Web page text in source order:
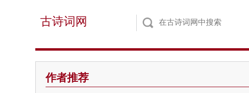
古诗词网
作者推荐